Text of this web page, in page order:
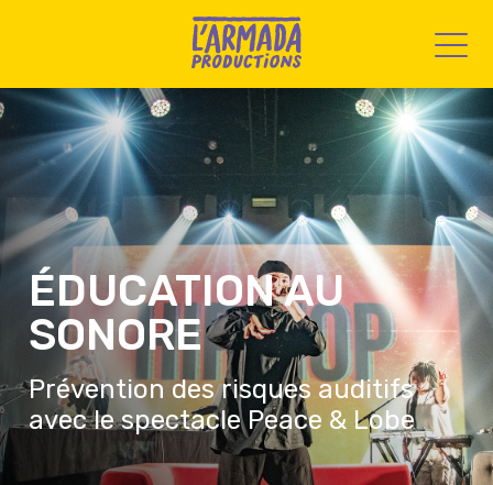
ÉDUCATION AU
SONORE
Prévention des risques auditifs
avec le spectacle Peace & Lobe